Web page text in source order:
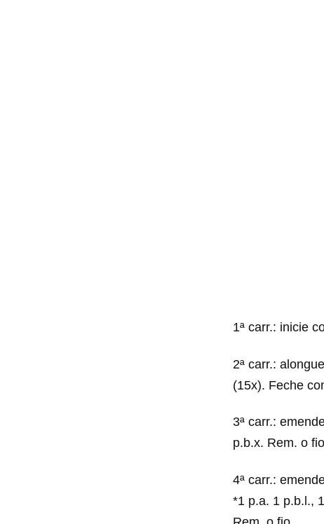
1ª carr.: inicie
2ª carr.:
(15x). Feche
3ª carr.:
p.b.x. Rem. o
4ª carr.:
*1 p.a. 1 p.b.l.,